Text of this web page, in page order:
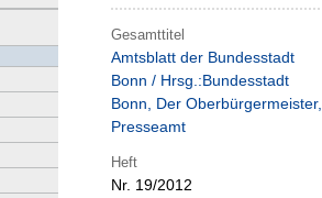
Gesamttitel
Amtsblatt der Bundesstadt
Bonn / Hrsg.:Bundesstadt
Bonn, Der Oberbürgermeister,
Presseamt
Heft
Nr. 19/2012